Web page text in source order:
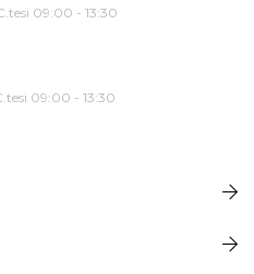
09:00 - 13:30
09:00 - 13:30